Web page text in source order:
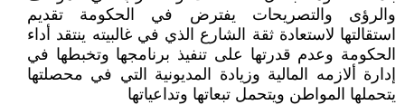
والرؤى والتصريحات يفترض في الحكومة تقديم
استقالتها لاستعادة ثقة الشارع الذي في غالبيته ينتقد أداء
الحكومة وعدم قدرتها على تنفيذ برنامجها وتخبطها في
إدارة ألازمه المالية وزيادة المديونية التي في محصلتها
يتحملها المواطن ويتحمل تبعاتها وتداعياتها